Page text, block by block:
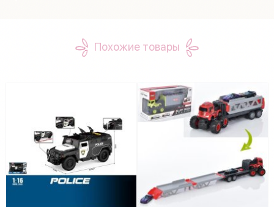
Похожие товары